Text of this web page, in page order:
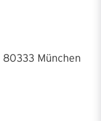
80333 München